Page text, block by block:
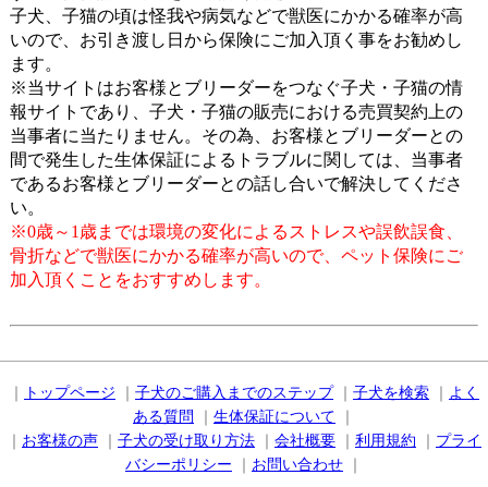
子犬、子猫の頃は怪我や病気などで獣医にかかる確率が高
いので、お引き渡し日から保険にご加入頂く事をお勧めし
ます。
※当サイトはお客様とブリーダーをつなぐ子犬・子猫の情
報サイトであり、子犬・子猫の販売における売買契約上の
当事者に当たりません。その為、お客様とブリーダーとの
間で発生した生体保証によるトラブルに関しては、当事者
であるお客様とブリーダーとの話し合いで解決してくださ
い。
※0歳～1歳までは環境の変化によるストレスや誤飲誤食、
骨折などで獣医にかかる確率が高いので、ペット保険にご
加入頂くことをおすすめします。
トップページ 子犬のご購入までのステップ｜ 子犬を検索
よく
ある質問
生体保証について
お客様の声 子犬の受け取り方法 会社概要 利用規約
プライ
バシーポリシー
お問い合わせ